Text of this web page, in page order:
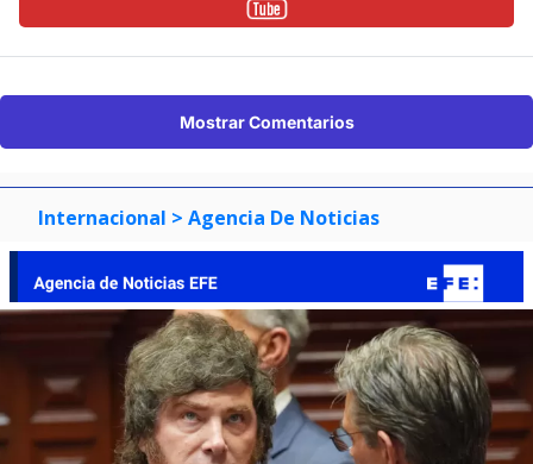
Mostrar Comentarios
Internacional > Agencia De Noticias